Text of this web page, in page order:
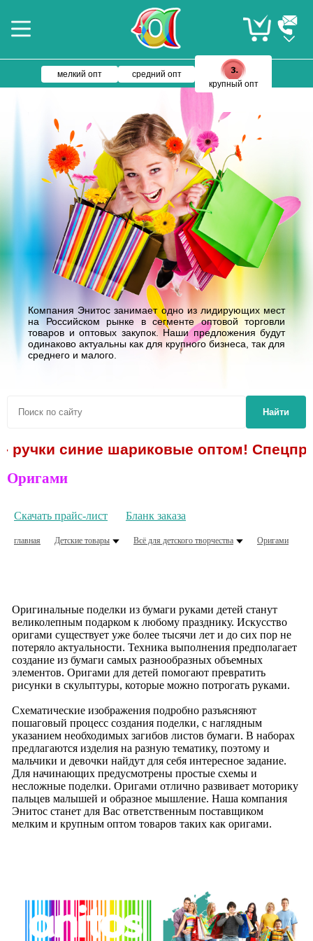
мелкий опт
средний опт
крупный опт
Компания Энитос занимает одно из лидирующих мест
на Российском рынке в сегменте оптовой торговли
товаров и оптовых закупок. Наши предложения будут
одинаково актуальны как для крупного бизнеса, так для
среднего и малого.
Найти
синие шариковые оптом!
Оригами
Скачать прайс-лист Бланк заказа
главная Детские товары Всё для детского творчества Оригами
Оригинальные поделки из бумаги руками детей станут
великолепным подарком к любому празднику. Искусство
оригами существует уже более тысячи лет и до сих пор не
потеряло актуальности. Техника выполнения предполагает
создание из бумаги самых разнообразных объемных
элементов. Оригами для детей помогают превратить
рисунки в скульптуры, которые можно потрогать руками.
Схематические изображения подробно разъясняют
пошаговый процесс создания поделки, с наглядным
указанием необходимых загибов листов бумаги. В наборах
предлагаются изделия на разную тематику, поэтому и
мальчики и девочки найдут для себя интересное задание.
Для начинающих предусмотрены простые схемы и
несложные поделки. Оригами отлично развивает моторику
пальцев малышей и образное мышление. Наша компания
Энитос станет для Вас ответственным поставщиком
мелким и крупным оптом товаров таких как оригами.